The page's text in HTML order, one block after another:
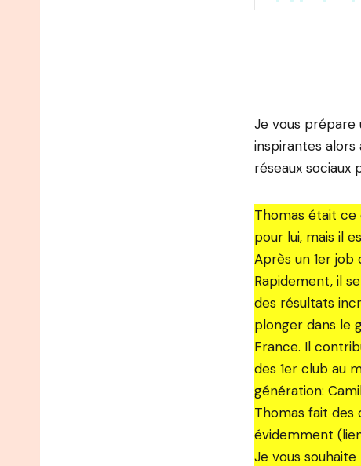
Je vous prépare
inspirantes
réseaux sociaux
Thomas était ce
pour lui, mais il
Après un 1er job
Rapidement, il
des résultats
plonger dans le
France. Il
des 1er club au
génération:
Thomas fait
évidemment
Je vous